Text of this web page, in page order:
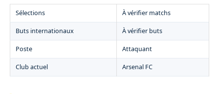
Sélections À vérifier matchs
Buts internationaux À vérifier buts
Poste Attaquant
Club actuel Arsenal FC